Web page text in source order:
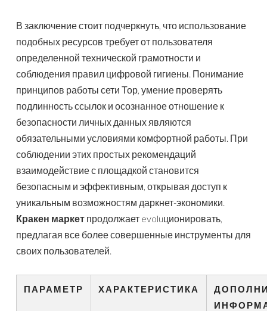
В заключение стоит подчеркнуть, что использование
подобных ресурсов требует от пользователя
определенной технической грамотности и
соблюдения правил цифровой гигиены. Понимание
принципов работы сети Тор, умение проверять
подлинность ссылок и осознанное отношение к
безопасности личных данных являются
обязательными условиями комфортной работы. При
соблюдении этих простых рекомендаций
взаимодействие с площадкой становится
безопасным и эффективным, открывая доступ к
уникальным возможностям даркнет-экономики.
Кракен маркет продолжает evoluционировать,
предлагая все более совершенные инструменты для
своих пользователей.
ПАРАМЕТР ХАРАКТЕРИСТИКА